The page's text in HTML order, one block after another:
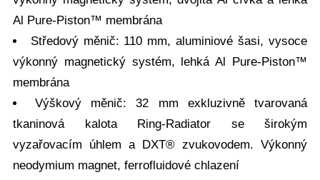
Al Pure-Piston™ membrána
Středový měnič: 110 mm, aluminiové šasi, vysoce
výkonný magnetický systém, lehká Al Pure-Piston™
membrána
Výškový měnič: 32 mm exkluzivně tvarovaná
tkaninová kalota Ring-Radiator se širokým
vyzařovacím úhlem a DXT® zvukovodem. Výkonný
neodymium magnet, ferrofluidové chlazení